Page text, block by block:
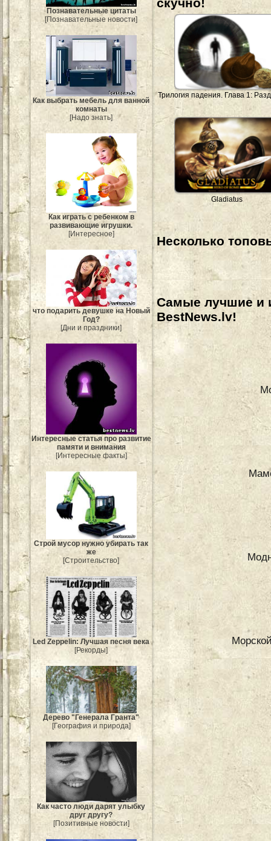
Познавательные цитаты
[Познавательные новости]
Как выбрать мебель для ванной
комнаты
[Надо знать]
Как играть с ребенком в
развивающие игрушки.
[Интересное]
что подарить девушке на Новый
Год?
[Дни и праздники]
Интересные статья про развитие
памяти и внимания
[Интересные факты]
Строй мусор нужно убирать так
же
[Строительство]
Led Zeppelin: Лучшая песня века
[Рекорды]
Дерево "Генерала Гранта"
[География и природа]
Как часто люди дарят улыбку
друг другу?
[Позитивные новости]
Трилогия падения. Глава 1:
Gladiatus
Несколько
Самые лучшие и
BestNews.lv!